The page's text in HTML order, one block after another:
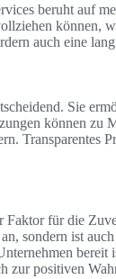
beruht auf
können,
auch eine
Sie
können zu
Transparentes
für die
sondern ist
zur positiven